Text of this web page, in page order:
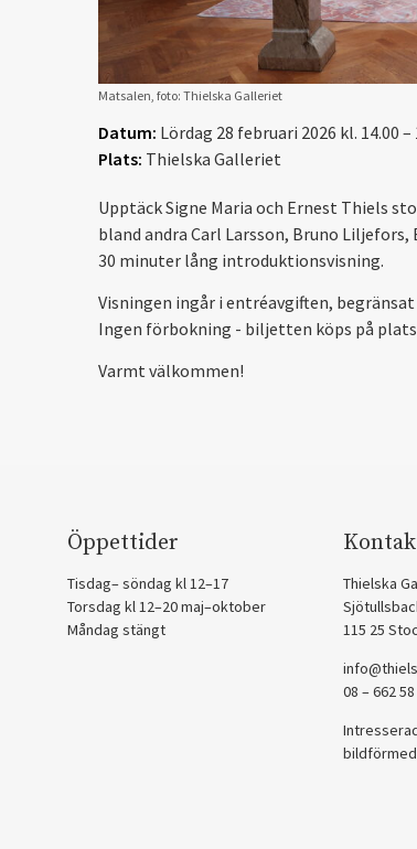
Matsalen, foto: Thielska Galleriet
Datum: Lördag 28 februari 2026 kl. 14.00 –
Plats: Thielska Galleriet
Upptäck Signe Maria och Ernest Thiels
bland andra Carl Larsson, Bruno Liljefors,
30 minuter lång introduktionsvisning.
Visningen ingår i entréavgiften,
Ingen förbokning - biljetten köps på
Varmt välkommen!
Öppettider
Tisdag– söndag kl 12–17
Torsdag kl 12–20 maj–oktober
Måndag stängt
Thielska
115 25
08 – 662